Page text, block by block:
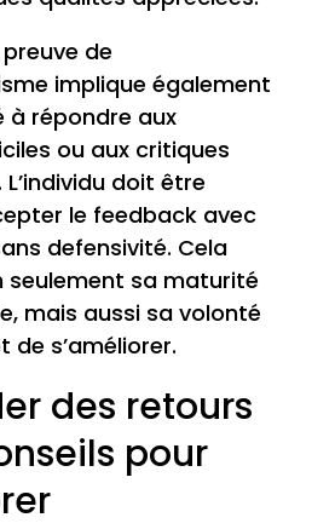
de
implique également
à répondre aux
ou aux critiques
doit être
le feedback avec
defensivité. Cela
seulement sa maturité
mais aussi sa volonté
de s’améliorer.
des retours
pour